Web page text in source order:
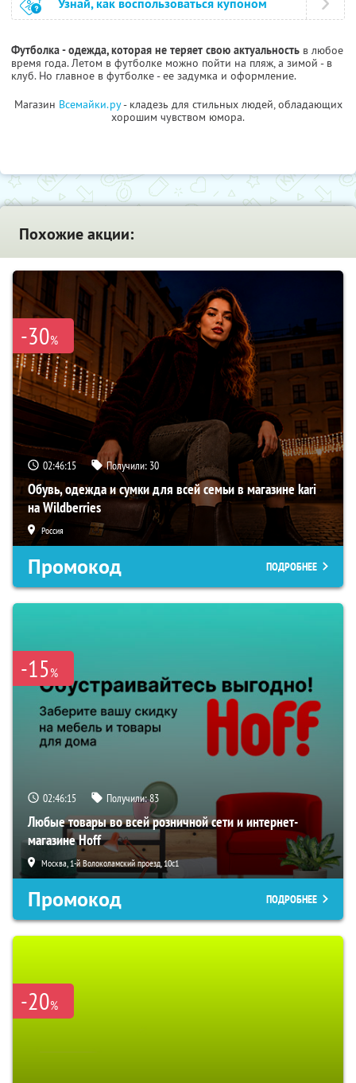
Узнай, как воспользоваться купоном
Футболка - одежда, которая не теряет свою актуальность в любое
время года. Летом в футболке можно пойти на пляж, а зимой - в
клуб. Но главное в футболке - ее задумка и оформление.
Магазин Всемайки.ру- кладезь для стильных людей, обладающих
хорошим чувством юмора.
Похожие акции:
-30%
02:46:14 Получили: 30
Обувь, одежда и сумки для всей семьи в магазине kari
на Wildberries
Россия
Промокод ПОДРОБНЕЕ
-15%
02:46:14 Получили:83
Любые товары во всей розничной сети и интернет-
магазине Hoff
Москва, 1-й Волоколамский проезд, 10с1
Промокод ПОДРОБНЕЕ
-20%